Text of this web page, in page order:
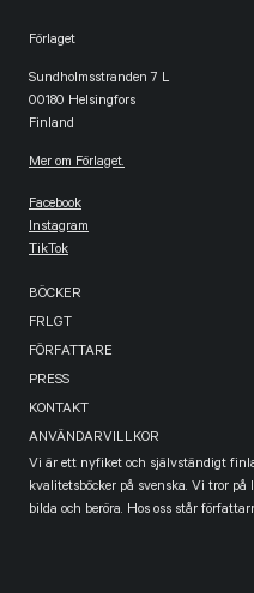
Förlaget
Sundholmsstranden 7 L
00180 Helsingfors
Finland
Mer om Förlaget.
Facebook
Instagram
TikTok
BÖCKER
FRLGT
FÖRFATTARE
PRESS
KONTAKT
ANVÄNDARVILLKOR
Vi är ett nyfiket och självständigt
kvalitetsböcker på svenska. Vi tror
bilda och beröra. Hos oss står